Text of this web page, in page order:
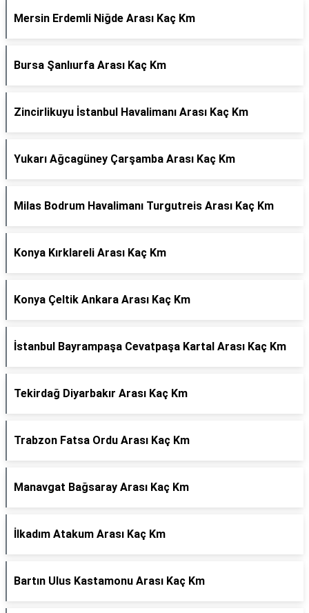
Mersin Erdemli Niğde Arası Kaç Km
Bursa Şanlıurfa Arası Kaç Km
Zincirlikuyu İstanbul Havalimanı Arası Kaç Km
Yukarı Ağcagüney Çarşamba Arası Kaç Km
Milas Bodrum Havalimanı Turgutreis Arası Kaç Km
Konya Kırklareli Arası Kaç Km
Konya Çeltik Ankara Arası Kaç Km
İstanbul Bayrampaşa Cevatpaşa Kartal Arası Kaç Km
Tekirdağ Diyarbakır Arası Kaç Km
Trabzon Fatsa Ordu Arası Kaç Km
Manavgat Bağsaray Arası Kaç Km
İlkadım Atakum Arası Kaç Km
Bartın Ulus Kastamonu Arası Kaç Km